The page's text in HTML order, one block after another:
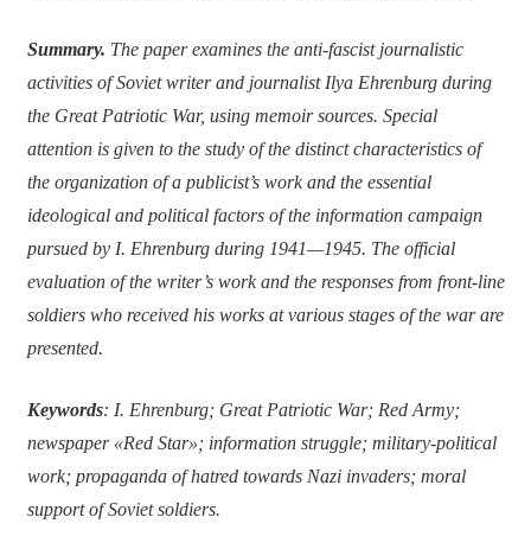
Summary. The paper examines the anti-fascist journalistic
activities of Soviet writer and journalist Ilya Ehrenburg during
the Great Patriotic War, using memoir sources. Special
attention is given to the study of the distinct characteristics of
the organization of a publicist’s work and the essential
ideological and political factors of the information campaign
pursued by I. Ehrenburg during 1941—1945. The official
evaluation of the writer’s work and the responses from front-line
soldiers who received his works at various stages of the war are
presented.
Keywords: I. Ehrenburg; Great Patriotic War; Red Army;
newspaper «Red Star»; information struggle; military-political
work; propaganda of hatred towards Nazi invaders; moral
support of Soviet soldiers.